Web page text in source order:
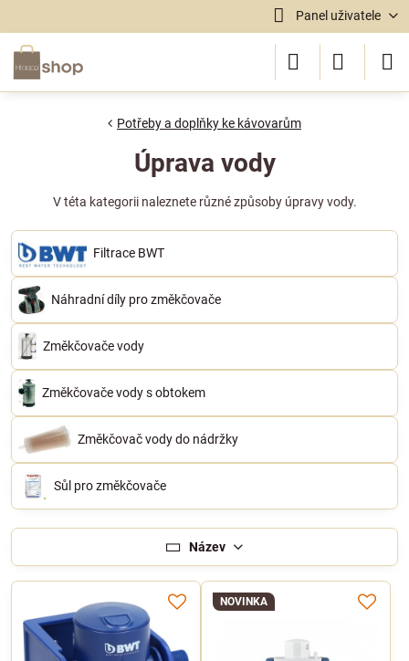
Panel uživatele
Potřeby a doplňky ke kávovarům
Úprava vody
V téta kategorii naleznete různé způsoby úpravy vody.
Filtrace BWT
Náhradní díly pro změkčovače
Změkčovače vody
Změkčovače vody s obtokem
Změkčovač vody do nádržky
Sůl pro změkčovače
Název
NOVINKA